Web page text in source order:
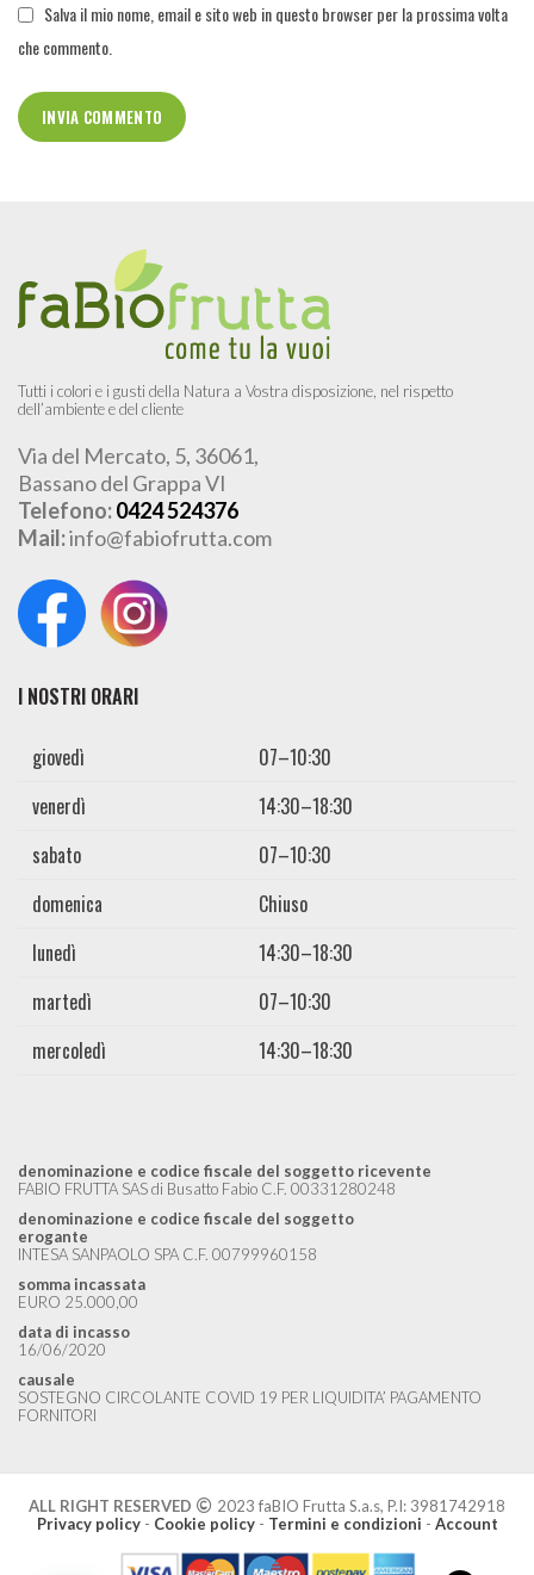
Salva il mio nome, email e sito web in questo browser per la prossima volta
che commento.
Tutti i colori e i gusti della Natura a Vostra disposizione, nel rispetto
dell’ambiente e del cliente
Via del Mercato, 5, 36061,
Bassano del Grappa VI
Telefono:0424 524376
Mail:info@fabiofrutta.com
I NOSTRI ORARI
giovedì
07–10:30
venerdì
14:30–18:30
sabato
07–10:30
domenica
Chiuso
lunedì
14:30–18:30
martedì
07–10:30
mercoledì
14:30–18:30
denominazione e codice fiscale del soggetto ricevente
FABIO FRUTTA SAS di Busatto Fabio C.F. 00331280248
denominazione e codice fiscale del soggetto
erogante
INTESA SANPAOLO SPA C.F. 00799960158
somma incassata
EURO 25.000,00
data di incasso
16/06/2020
causale
SOSTEGNO CIRCOLANTE COVID 19 PER LIQUIDITA’ PAGAMENTO
FORNITORI
ALL RIGHT RESERVED
2023 faBIO Frutta S.a.s, P.I: 3981742918
Privacy policy- Cookie policy- Termini e condizioni - Account